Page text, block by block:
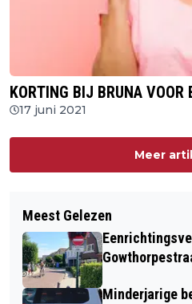
KORTING BIJ BRUNA VOOR
17 juni 2021
Meer
Meest Gelezen
Minderjarige